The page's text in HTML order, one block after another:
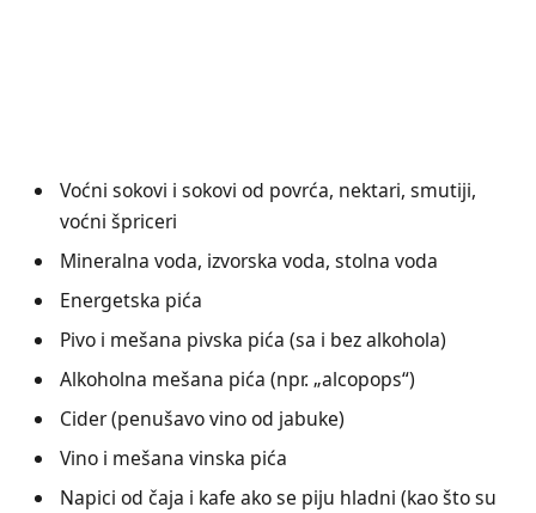
Voćni sokovi i sokovi od povrća, nektari, smutiji,
voćni špriceri
Mineralna voda, izvorska voda, stolna voda
Energetska pića
Pivo i mešana pivska pića (sa i bez alkohola)
Alkoholna mešana pića (npr. „alcopops“)
Cider (penušavo vino od jabuke)
Vino i mešana vinska pića
Napici od čaja i kafe ako se piju hladni (kao što su